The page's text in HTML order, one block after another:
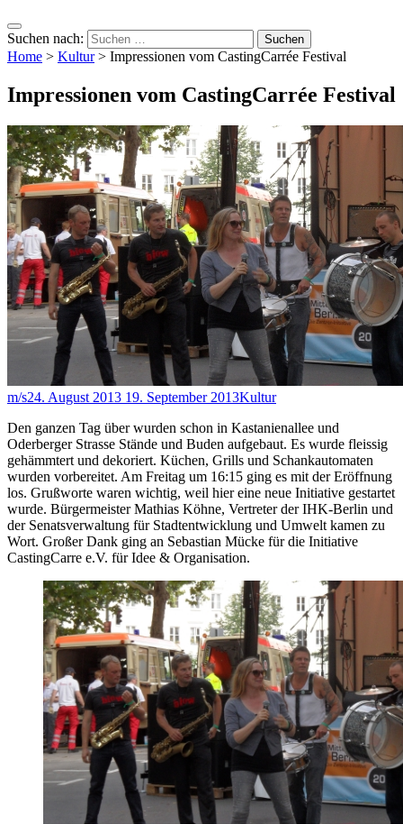
Suchen nach:
Home > Kultur> Impressionen vom CastingCarrée Festival
Impressionen vom CastingCarrée Festival
m/s24. August 2013 19. September 2013Kultur
Den ganzen Tag über wurden schon in Kastanienallee und
Oderberger Strasse Stände und Buden aufgebaut. Es wurde fleissig
gehämmtert und dekoriert. Küchen, Grills und Schankautomaten
wurden vorbereitet. Am Freitag um 16:15 ging es mit der Eröffnung
los. Grußworte waren wichtig, weil hier eine neue Initiative gestartet
wurde. Bürgermeister Mathias Köhne, Vertreter der IHK-Berlin und
der Senatsverwaltung für Stadtentwicklung und Umwelt kamen zu
Wort. Großer Dank ging an Sebastian Mücke für die Initiative
CastingCarre e.V. für Idee & Organisation.